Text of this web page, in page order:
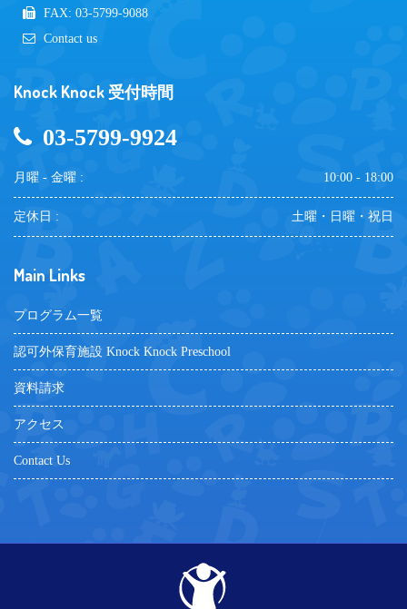
FAX: 03-5799-9088
Contact us
Knock Knock 受付時間
03-5799-9924
月曜 - 金曜 : 10:00 - 18:00
定休日 : 土曜・日曜・祝日
Main Links
プログラム一覧
認可外保育施設 Knock Knock Preschool
資料請求
アクセス
Contact Us